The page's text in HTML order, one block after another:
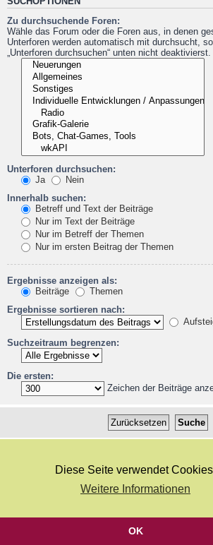
Diese Seite verwendet
Weitere Informationen
OK
Zu durchsuchende Foren:
Wähle das Forum oder die Foren aus, in denen
Unterforen werden automatisch mit durchsucht,
„Unterforen durchsuchen“ unten nicht deaktivierst.
Unterforen durchsuchen:
Ja
Nein
Innerhalb suchen:
Betreff und Text der Beiträge
Nur im Text der Beiträge
Nur im Betreff der Themen
Nur im ersten Beitrag der Themen
Ergebnisse anzeigen als:
Beiträge
Themen
Ergebnisse sortieren nach:
Suchzeitraum begrenzen:
Die ersten:
Zeichen der Beiträge
Deutsche Übersetzung durch